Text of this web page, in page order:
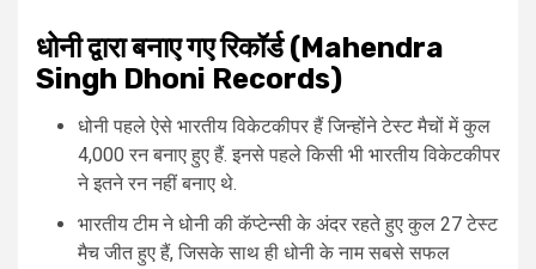
धोनी द्वारा बनाए गए रिकॉर्ड (Mahendra
Singh Dhoni Records)
धोनी पहले ऐसे भारतीय विकेटकीपर हैं जिन्होंने टेस्ट मैचों में कुल
4,000 रन बनाए हुए हैं. इनसे पहले किसी भी भारतीय विकेटकीपर
ने इतने रन नहीं बनाए थे.
भारतीय टीम ने धोनी की कॅप्टेन्सी के अंदर रहते हुए कुल 27 टेस्ट
मैच जीत हुए हैं, जिसके साथ ही धोनी के नाम सबसे सफल